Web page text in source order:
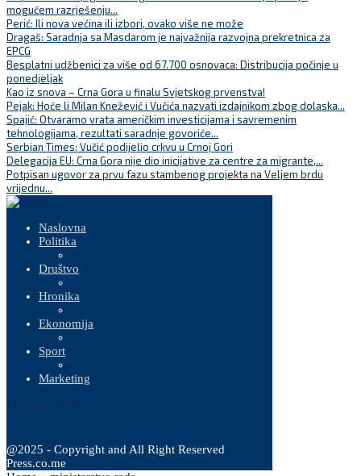
mogućem razrješenju...
Perić: Ili nova većina ili izbori, ovako više ne može
Dragaš: Saradnja sa Masdarom je najvažnija razvojna prekretnica za
EPCG
Besplatni udžbenici za više od 67.700 osnovaca: Distribucija počinje u
ponedjeljak
Kao iz snova – Crna Gora u finalu Svjetskog prvenstva!
Pejak: Hoće li Milan Knežević i Vučića nazvati izdajnikom zbog dolaska...
Spajić: Otvaramo vrata američkim investicijama i savremenim
tehnologijama, rezultati saradnje govoriće...
Serbian Times: Vučić podijelio crkvu u Crnoj Gori
Delegacija EU: Crna Gora nije dio inicijative za centre za migrante,...
Potpisan ugovor za prvu fazu stambenog projekta na Veljem brdu
vrijednu...
Naslovna
Politika
Društvo
Hronika
Ekonomija
Sport
Marketing
@2025 - Copyright and All Right Reserved
Press.co.me